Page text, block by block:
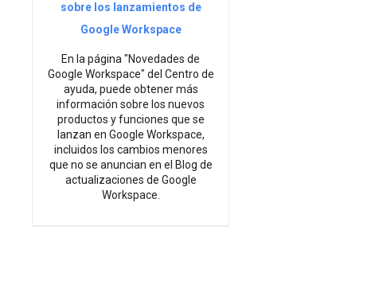
sobre los lanzamientos de
Google Workspace
En la página "Novedades de
Google Workspace" del Centro de
ayuda, puede obtener más
información sobre los nuevos
productos y funciones que se
lanzan en Google Workspace,
incluidos los cambios menores
que no se anuncian en el Blog de
actualizaciones de Google
Workspace.